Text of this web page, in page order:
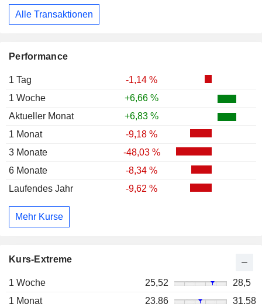
Performance
1 Tag
-1,14 %
1 Woche
+6,66 %
Aktueller Monat
+6,83 %
1 Monat
-9,18 %
3 Monate
-48,03 %
6 Monate
-8,34 %
Laufendes Jahr
-9,62 %
Mehr Kurse
Kurs-Extreme
1 Woche 25,52
28,5
1 Monat
23,86
31,58
Alle Transaktionen